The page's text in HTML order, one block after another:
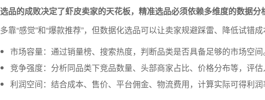
选品的成败决定了虾皮卖家的天花板，精准选品必须依赖多维度的数据分
多靠“感觉”和“爆款推荐”，但数据化选品可以让卖家规避踩雷、降低试错成
市场容量：通过销量榜、搜索热度，判断品类是否具备足够的市场空间
竞争强度：分析同品类下竞品数量、头部商家占比、价格分布等，评估
利润空间：结合成本、售价、平台佣金、物流费用，计算实际可得利润